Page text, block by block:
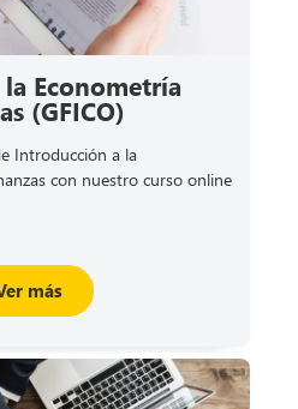
Econometría
(GFICO)
Introducción a la
con nuestro curso online
más